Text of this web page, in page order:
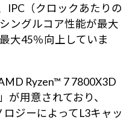
IPC（クロックあたりの
ングルコア性能が最大
大45％向上していま
Ryzen™ 7 7800X3D
が用意されており、
ジーによってL3キャッ